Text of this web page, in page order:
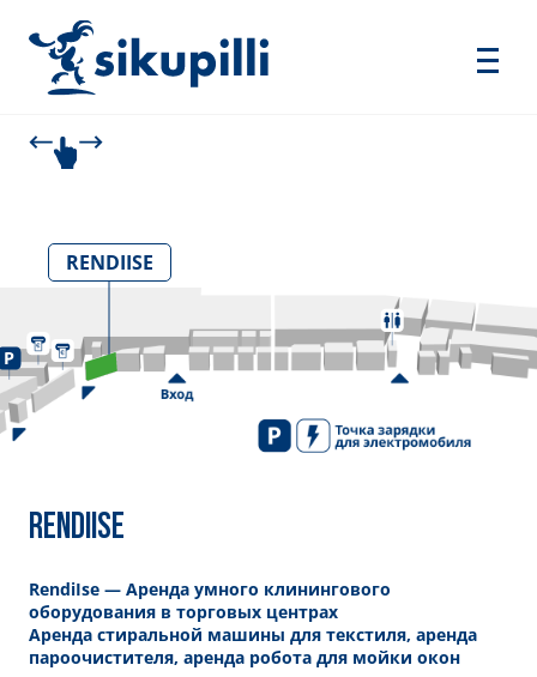
RENDIISE
RENDIISE
RendiIse — Аренда умного клинингового
оборудования в торговых центрах
Аренда стиральной машины для текстиля, аренда
пароочистителя, аренда робота для мойки окон